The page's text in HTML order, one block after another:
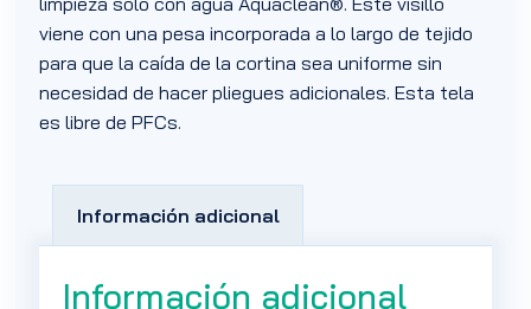
viene con una pesa incorporada a lo largo de tejido
para que la caída de la cortina sea uniforme sin
necesidad de hacer pliegues adicionales. Esta tela
es libre de PFCs.
Información adicional
Información adicional